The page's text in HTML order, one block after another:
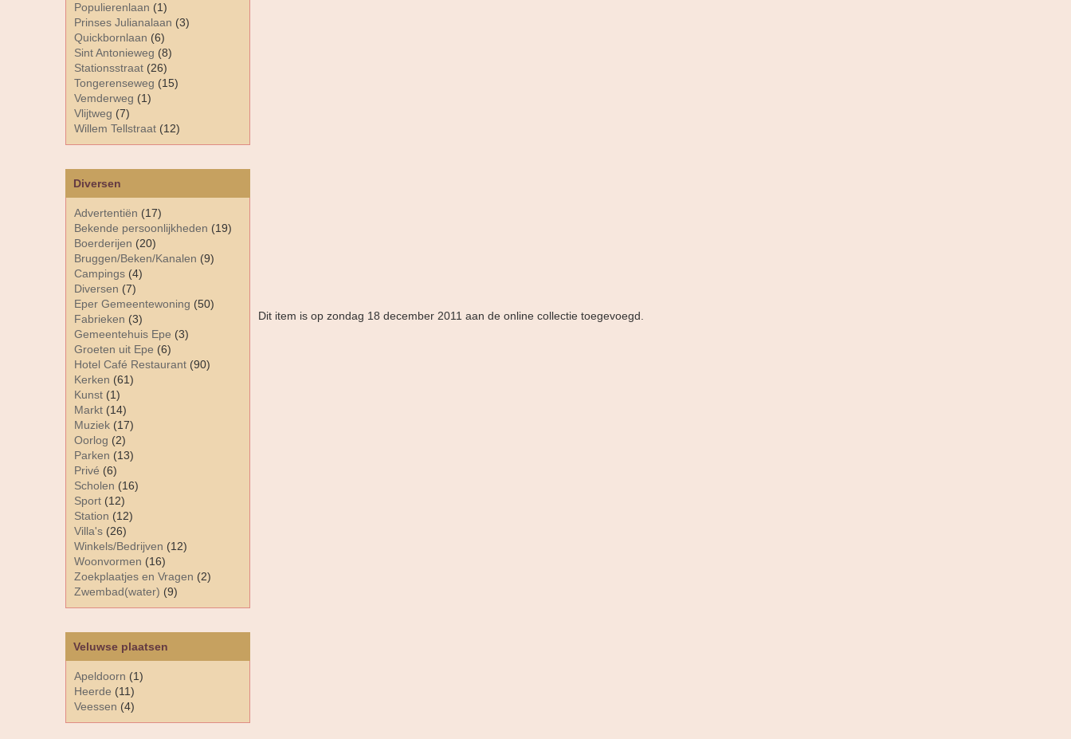
Diversen
Advertentiën (17)
Bekende persoonlijkheden (19)
Boerderijen (20)
Bruggen/Beken/Kanalen (9)
Campings (4)
Diversen (7)
Eper Gemeentewoning (50)
Fabrieken (3)
Gemeentehuis Epe (3)
Groeten uit Epe (6)
Hotel Café Restaurant (90)
Kerken (61)
Kunst (1)
Markt (14)
Muziek (17)
Oorlog (2)
Parken (13)
Privé (6)
Scholen (16)
Sport (12)
Station (12)
Villa's (26)
Winkels/Bedrijven (12)
Woonvormen (16)
Zoekplaatjes en Vragen (2)
Zwembad(water) (9)
Populierenlaan (1)
Prinses Julianalaan (3)
Quickbornlaan (6)
Sint Antonieweg (8)
Stationsstraat (26)
Tongerenseweg (15)
Vemderweg (1)
Vlijtweg (7)
Willem Tellstraat (12)
Veluwse plaatsen
Apeldoorn (1)
Heerde (11)
Veessen (4)
Dit item is op zondag 18 december 2011 aan de online collectie toegevoegd.